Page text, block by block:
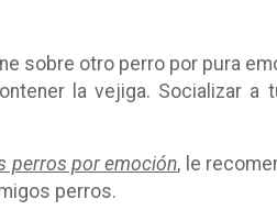
sobre otro perro por pura
la vejiga. Socializar a
perros por emoción, le
perros.